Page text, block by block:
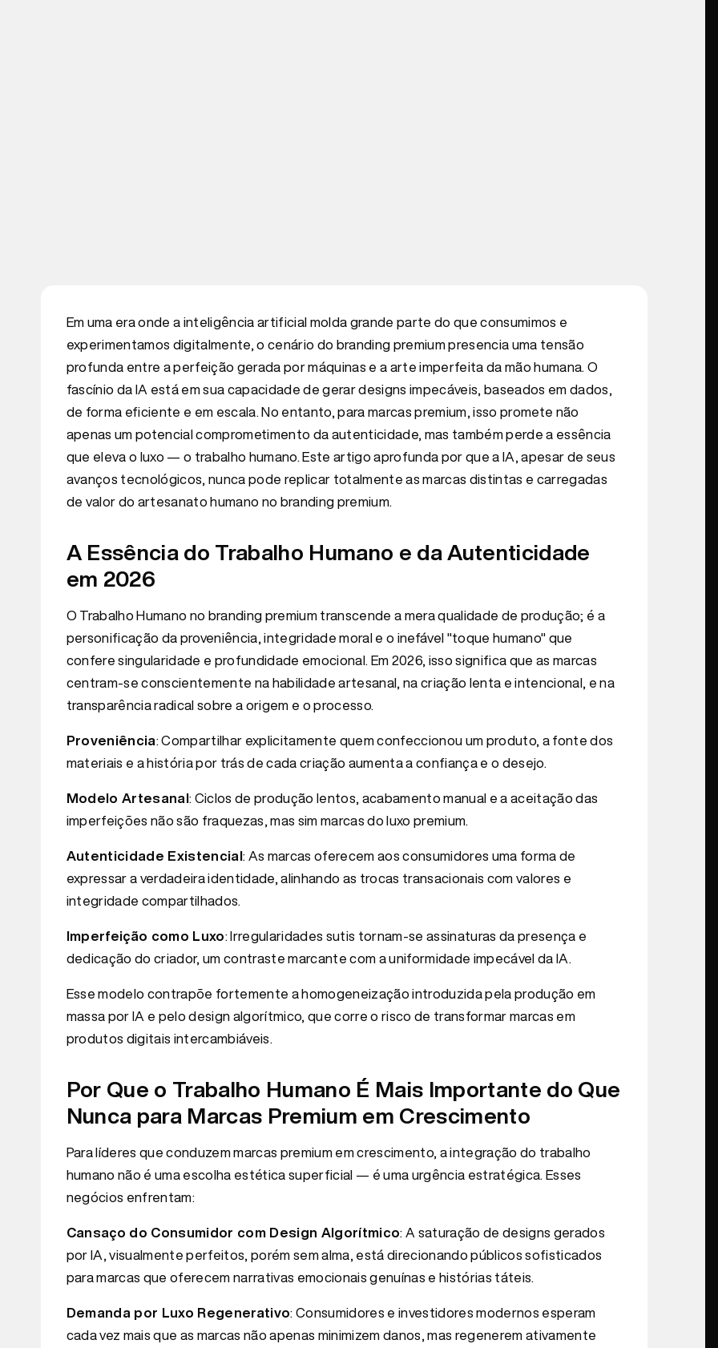
Em uma era onde a inteligência artificial molda grande parte do que consumimos e
experimentamos digitalmente, o cenário do branding premium presencia uma tensão
profunda entre a perfeição gerada por máquinas e a arte imperfeita da mão humana. O
fascínio da IA está em sua capacidade de gerar designs impecáveis, baseados em dados,
de forma eficiente e em escala. No entanto, para marcas premium, isso promete não
apenas um potencial comprometimento da autenticidade, mas também perde a essência
que eleva o luxo — o trabalho humano. Este artigo aprofunda por que a IA, apesar de seus
avanços tecnológicos, nunca pode replicar totalmente as marcas distintas e carregadas
de valor do artesanato humano no branding premium.
A Essência do Trabalho Humano e da Autenticidade
em 2026
O Trabalho Humano no branding premium transcende a mera qualidade de produção; é a
personificação da proveniência, integridade moral e o inefável "toque humano" que
confere singularidade e profundidade emocional. Em 2026, isso significa que as marcas
centram-se conscientemente na habilidade artesanal, na criação lenta e intencional, e na
transparência radical sobre a origem e o processo.
Proveniência: Compartilhar explicitamente quem confeccionou um produto, a fonte dos
materiais e a história por trás de cada criação aumenta a confiança e o desejo.
Modelo Artesanal: Ciclos de produção lentos, acabamento manual e a aceitação das
imperfeições não são fraquezas, mas sim marcas do luxo premium.
Autenticidade Existencial: As marcas oferecem aos consumidores uma forma de
expressar a verdadeira identidade, alinhando as trocas transacionais com valores e
integridade compartilhados.
Imperfeição como Luxo: Irregularidades sutis tornam-se assinaturas da presença e
dedicação do criador, um contraste marcante com a uniformidade impecável da IA.
Esse modelo contrapõe fortemente a homogeneização introduzida pela produção em
massa por IA e pelo design algorítmico, que corre o risco de transformar marcas em
produtos digitais intercambiáveis.
Por Que o Trabalho Humano É Mais Importante do Que
Nunca para Marcas Premium em Crescimento
Para líderes que conduzem marcas premium em crescimento, a integração do trabalho
humano não é uma escolha estética superficial — é uma urgência estratégica. Esses
negócios enfrentam:
Cansaço do Consumidor com Design Algorítmico: A saturação de designs gerados
por IA, visualmente perfeitos, porém sem alma, está direcionando públicos sofisticados
para marcas que oferecem narrativas emocionais genuínas e histórias táteis.
Demanda por Luxo Regenerativo: Consumidores e investidores modernos esperam
cada vez mais que as marcas não apenas minimizem danos, mas regenerem ativamente